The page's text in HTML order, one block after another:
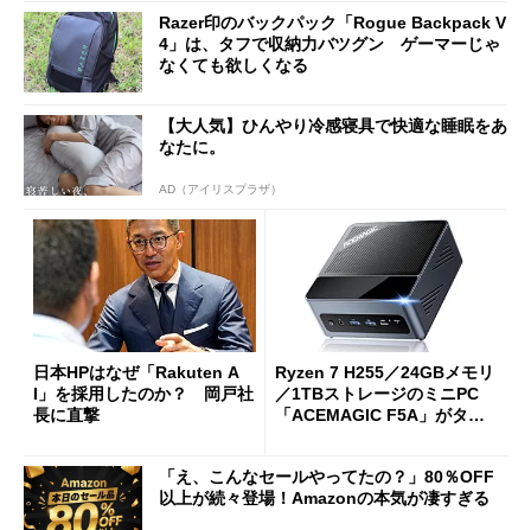
Razer印のバックパック「Rogue Backpack V
4」は、タフで収納力バツグン ゲーマーじゃ
なくても欲しくなる
【大人気】ひんやり冷感寝具で快適な睡眠をあ
なたに。
AD（アイリスプラザ）
日本HPはなぜ「Rakuten A
I」を採用したのか？ 岡戸社
長に直撃
Ryzen 7 H255／24GBメモリ
／1TBストレージのミニPC
「ACEMAGIC F5A」がタイ
「え、こんなセールやってたの？」80％OFF
以上が続々登場！Amazonの本気が凄すぎる